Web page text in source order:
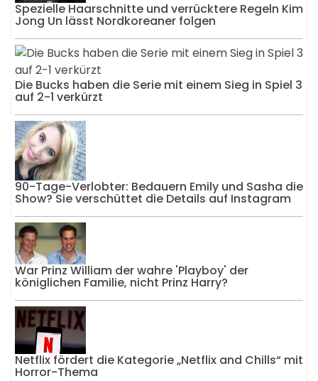
Spezielle Haarschnitte und verrücktere Regeln Kim
Jong Un lässt Nordkoreaner folgen
Die Bucks haben die Serie mit einem Sieg in Spiel 3
auf 2-1 verkürzt
90-Tage-Verlobter: Bedauern Emily und Sasha die
Show? Sie verschüttet die Details auf Instagram
War Prinz William der wahre 'Playboy' der
königlichen Familie, nicht Prinz Harry?
Netflix fördert die Kategorie „Netflix and Chills“ mit
Horror-Thema